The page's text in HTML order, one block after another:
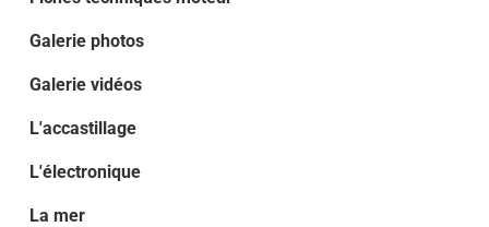
Galerie photos
Galerie vidéos
L'accastillage
L'électronique
La mer